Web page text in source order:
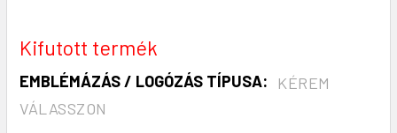
Kifutott termék
EMBLÉMÁZÁS / LOGÓZÁS TÍPUSA:
KÉREM
VÁLASSZON